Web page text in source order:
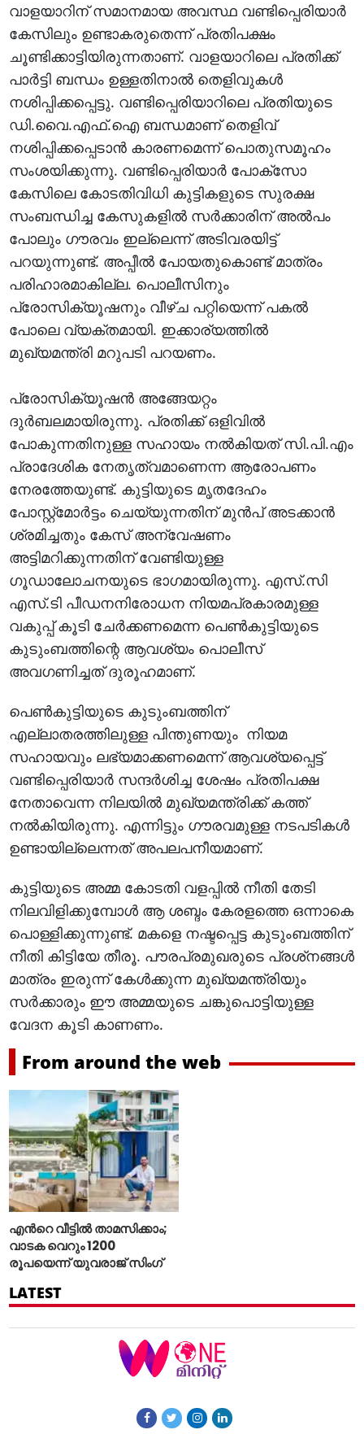
വാളയാറിന് സമാനമായ അവസ്ഥ വണ്ടിപ്പെരിയാര്‍
കേസിലും ഉണ്ടാകരുതെന്ന് പ്രതിപക്ഷം
ചൂണ്ടിക്കാട്ടിയിരുന്നതാണ്. വാളയാറിലെ പ്രതിക്ക്
പാര്‍ട്ടി ബന്ധം ഉള്ളതിനാല്‍ തെളിവുകള്‍
നശിപ്പിക്കപ്പെട്ടു. വണ്ടിപ്പെരിയാറിലെ പ്രതിയുടെ
ഡി.വൈ.എഫ്.ഐ ബന്ധമാണ് തെളിവ്
നശിപ്പിക്കപ്പെടാന്‍ കാരണമെന്ന് പൊതുസമൂഹം
സംശയിക്കുന്നു. വണ്ടിപ്പെരിയാര്‍ പോക്‌സോ
കേസിലെ കോടതിവിധി കുട്ടികളുടെ സുരക്ഷ
സംബന്ധിച്ച കേസുകളില്‍ സര്‍ക്കാരിന് അല്‍പം
പോലും ഗൗരവം ഇല്ലെന്ന് അടിവരയിട്ട്
പറയുന്നുണ്ട്. അപ്പീല്‍ പോയതുകൊണ്ട് മാത്രം
പരിഹാരമാകില്ല. പൊലീസിനും
പ്രോസിക്യൂഷനും വീഴ്ച പറ്റിയെന്ന് പകല്‍
പോലെ വ്യക്തമായി. ഇക്കാര്യത്തില്‍
മുഖ്യമന്ത്രി മറുപടി പറയണം.
പ്രോസിക്യൂഷന്‍ അങ്ങേയറ്റം
ദുര്‍ബലമായിരുന്നു. പ്രതിക്ക് ഒളിവില്‍
പോകുന്നതിനുള്ള സഹായം നല്‍കിയത് സി.പി.എം
പ്രാദേശിക നേതൃത്വമാണെന്ന ആരോപണം
നേരത്തേയുണ്ട്. കുട്ടിയുടെ മൃതദേഹം
പോസ്റ്റ്‌മോര്‍ട്ടം ചെയ്യുന്നതിന് മുന്‍പ് അടക്കാന്‍
ശ്രമിച്ചതും കേസ് അന്വേഷണം
അട്ടിമറിക്കുന്നതിന് വേണ്ടിയുള്ള
ഗൂഡാലോചനയുടെ ഭാഗമായിരുന്നു. എസ്.സി
എസ്.ടി പീഡനനിരോധന നിയമപ്രകാരമുള്ള
വകുപ്പ് കൂടി ചേര്‍ക്കണമെന്ന പെണ്‍കുട്ടിയുടെ
കുടുംബത്തിന്റെ ആവശ്യം പൊലീസ്
അവഗണിച്ചത് ദുരൂഹമാണ്.
പെണ്‍കുട്ടിയുടെ കുടുംബത്തിന്
എല്ലാതരത്തിലുള്ള പിന്തുണയും നിയമ
സഹായവും ലഭ്യമാക്കണമെന്ന് ആവശ്യപ്പെട്ട്
വണ്ടിപ്പെരിയാര്‍ സന്ദര്‍ശിച്ച ശേഷം പ്രതിപക്ഷ
നേതാവെന്ന നിലയില്‍ മുഖ്യമന്ത്രിക്ക് കത്ത്
നല്‍കിയിരുന്നു. എന്നിട്ടും ഗൗരവമുള്ള നടപടികള്‍
ഉണ്ടായില്ലെന്നത് അപലപനീയമാണ്.
കുട്ടിയുടെ അമ്മ കോടതി വളപ്പില്‍ നീതി തേടി
നിലവിളിക്കുമ്പോള്‍ ആ ശബ്ദം കേരളത്തെ ഒന്നാകെ
പൊള്ളിക്കുന്നുണ്ട്. മകളെ നഷ്ടപ്പെട്ട കുടുംബത്തിന്
നീതി കിട്ടിയേ തീരൂ. പൗരപ്രമുഖരുടെ പ്രശ്‌നങ്ങള്‍
മാത്രം ഇരുന്ന് കേള്‍ക്കുന്ന മുഖ്യമന്ത്രിയും
സര്‍ക്കാരും ഈ അമ്മയുടെ ചങ്കുപൊട്ടിയുള്ള
വേദന കൂടി കാണണം.
From around the web
എന്‍റെ വീട്ടില്‍ താമസിക്കാം;
വാടക വെറും 1200
രൂപയെന്ന് യുവരാജ് സിംഗ്
LATEST